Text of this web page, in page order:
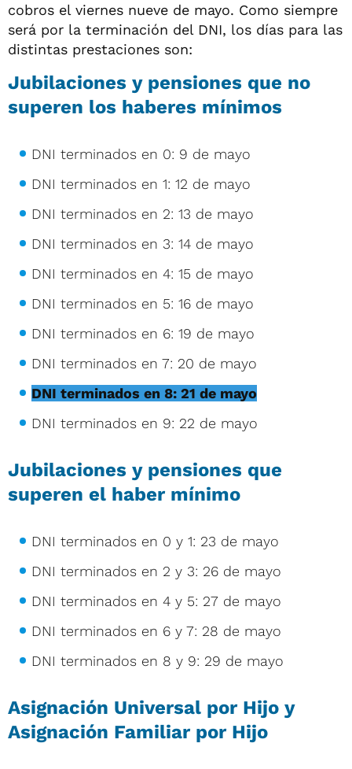
cobros el viernes nueve de mayo. Como siempre
será por la terminación del DNI, los días para las
distintas prestaciones son:
Jubilaciones y pensiones que no
superen los haberes mínimos
DNI terminados en 0: 9 de mayo
DNI terminados en 1: 12 de mayo
DNI terminados en 2: 13 de mayo
DNI terminados en 3: 14 de mayo
DNI terminados en 4: 15 de mayo
DNI terminados en 5: 16 de mayo
DNI terminados en 6: 19 de mayo
DNI terminados en 7: 20 de mayo
DNI terminados en 8: 21 de mayo
DNI terminados en 9: 22 de mayo
Jubilaciones y pensiones que
superen el haber mínimo
DNI terminados en 0 y 1: 23 de mayo
DNI terminados en 2 y 3: 26 de mayo
DNI terminados en 4 y 5: 27 de mayo
DNI terminados en 6 y 7: 28 de mayo
DNI terminados en 8 y 9: 29 de mayo
Asignación Universal por Hijo y
Asignación Familiar por Hijo